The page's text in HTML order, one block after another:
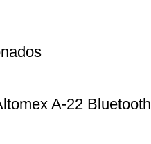
A-22 Bluetooth